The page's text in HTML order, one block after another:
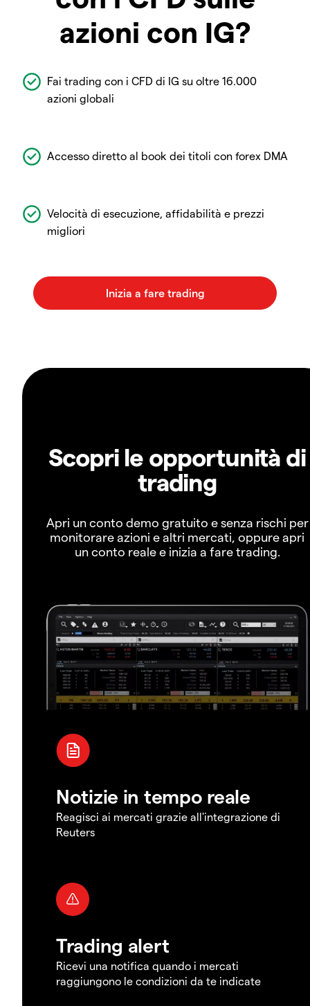
azioni con IG?
Fai trading con i CFD di IG su oltre 16.000
azioni globali
Accesso diretto al book dei titoli con forex DMA
Velocità di esecuzione, affidabilità e prezzi
migliori
Scopri le opportunità di
trading
Apri un conto demo gratuito e senza rischi per
monitorare azioni e altri mercati, oppure apri
un conto reale e inizia a fare trading.
Notizie in tempo reale
Reagisci ai mercati grazie all'integrazione di
Reuters
Trading alert
Ricevi una notifica quando i mercati
raggiungono le condizioni da te indicate